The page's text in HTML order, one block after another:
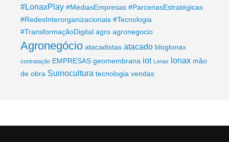
#LonaxPlay #MédiasEmpresas #ParceriasEstratégicas
#RedesInterorganizacionais #Tecnologia
#TransformaçãoDigital agro agronegocio
Agronegócio atacadistas atacado bloglonax
contratação EMPRESAS geomembrana iot Lonas lonax mão
de obra Suinocultura tecnologia vendas